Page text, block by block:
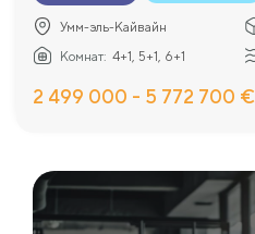
Умм-эль-Кайвайн
Комнат: 4+1, 5+1, 6+1
2 499 000 - 5 772 700 €